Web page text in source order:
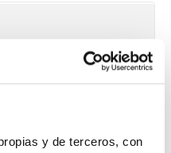
y de terceros, con